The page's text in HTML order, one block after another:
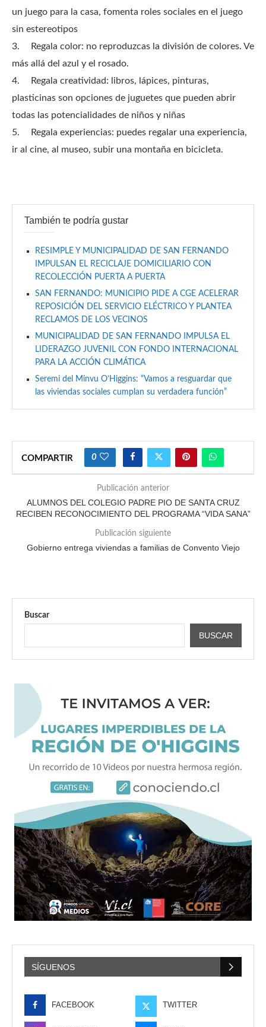
un juego para la casa, fomenta roles sociales en el juego
sin estereotipos
3.
Regala color: no reproduzcas la división de colores. Ve
más allá del azul y el rosado.
4.
Regala creatividad: libros, lápices, pinturas,
plasticinas son opciones de juguetes que pueden abrir
todas las potencialidades de niños y niñas
5.
Regala experiencias: puedes regalar una experiencia,
ir al cine, al museo, subir una montaña en bicicleta.
También te podría gustar
RESIMPLE Y MUNICIPALIDAD DE SAN FERNANDO
IMPULSAN EL RECICLAJE DOMICILIARIO CON
RECOLECCIÓN PUERTA A PUERTA
SAN FERNANDO: MUNICIPIO PIDE A CGE ACELERAR
REPOSICIÓN DEL SERVICIO ELÉCTRICO Y PLANTEA
RECLAMOS DE LOS VECINOS
MUNICIPALIDAD DE SAN FERNANDO IMPULSA EL
LIDERAZGO JUVENIL CON FONDO INTERNACIONAL
PARA LA ACCIÓN CLIMÁTICA
Seremi del Minvu O’Higgins: “Vamos a resguardar que
las viviendas sociales cumplan su verdadera función”
COMPARTIR 0
Publicación anterior
ALUMNOS DEL COLEGIO PADRE PIO DE SANTA CRUZ
RECIBEN RECONOCIMIENTO DEL PROGRAMA “VIDA SANA”
Publicación siguiente
Gobierno entrega viviendas a familias de Convento Viejo
Buscar
BUSCAR
SÍGUENOS
FACEBOOK TWITTER